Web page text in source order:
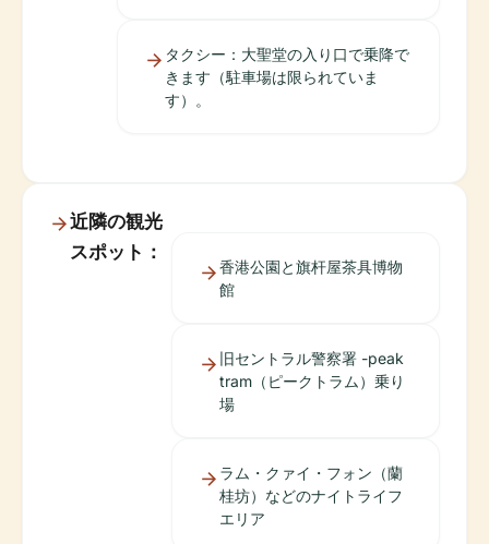
タクシー：大聖堂の入り口で乗降で
きます（駐車場は限られていま
す）。
近隣の観光
スポット：
香港公園と旗杆屋茶具博物
館
旧セントラル警察署 -peak
tram（ピークトラム）乗り
場
ラム・クァイ・フォン（蘭
桂坊）などのナイトライフ
エリア